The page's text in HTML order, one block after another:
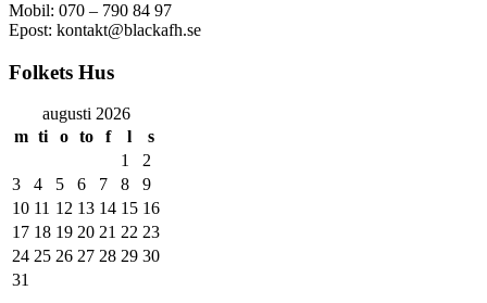
Mobil: 070 – 790 84 97
Epost: kontakt@blackafh.se
Folkets Hus
augusti 2026
m ti o to f l
s
1
2
3
4 5 6 7 8
9
10 11 12 13 14 15 16
17 18 19 20 21 22 23
24 25 26 27 28 29 30
31